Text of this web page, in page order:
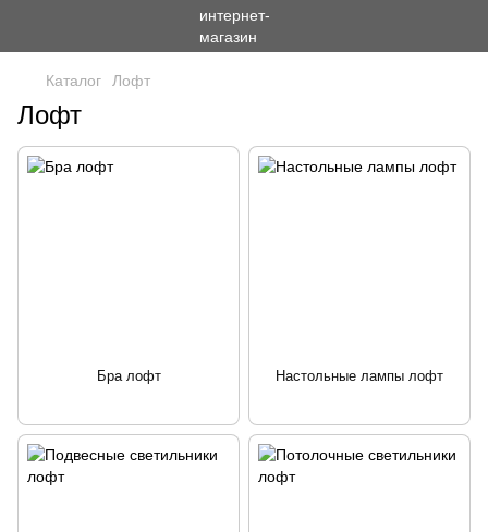
Каталог Лофт
Лофт
Бра лофт Настольные лампы лофт